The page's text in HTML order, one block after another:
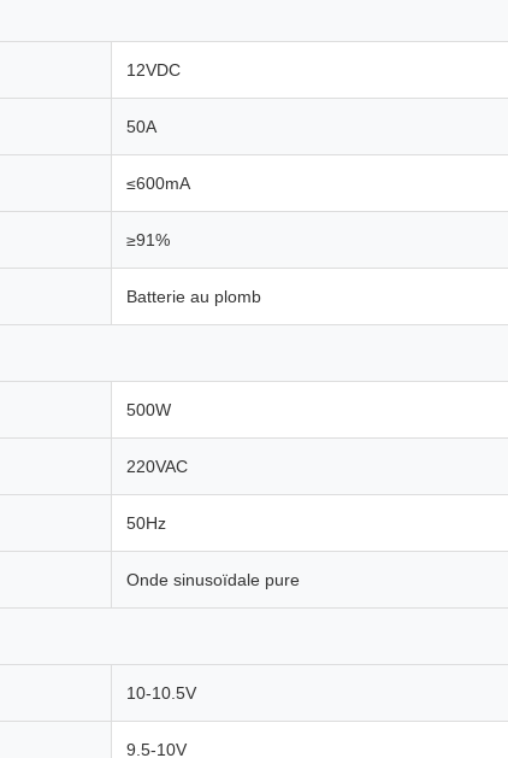
12VDC
50A
≤600mA
≥91%
Batterie au plomb
500W
220VAC
50Hz
Onde sinusoïdale pure
10-10.5V
9.5-10V